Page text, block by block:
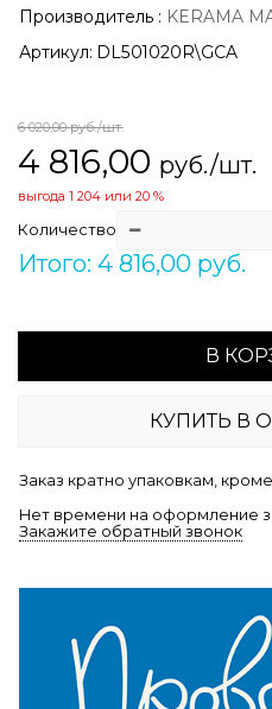
Производитель : KERAMA
Артикул: DL501020R\GCA
6 020,00руб./шт.
4 816,00 руб./шт.
выгода 1 204или 20 %
Количество
Итого: 4 816,00 руб.
В
КУПИТЬ В
Заказ кратно упаковкам,
Нет времени на оформление
Закажите обратный звонок